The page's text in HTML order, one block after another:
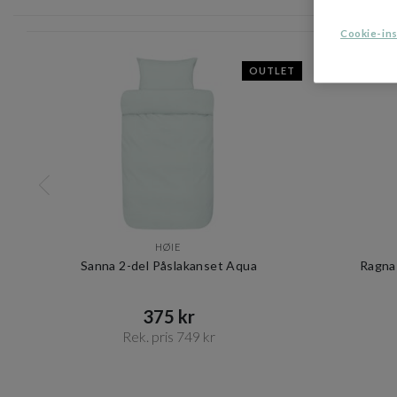
OUTLET
HØIE
Sanna 2-del Påslakanset Aqua
375 kr​​
Rek. pris 749 kr​​
Cookie-